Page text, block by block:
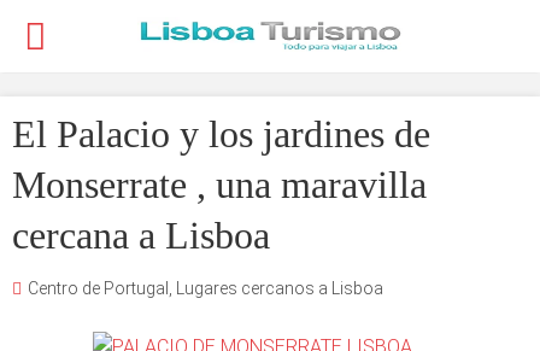
El Palacio y los jardines de
Monserrate , una maravilla
cercana a Lisboa
Centro de Portugal Lugares cercanos a Lisboa